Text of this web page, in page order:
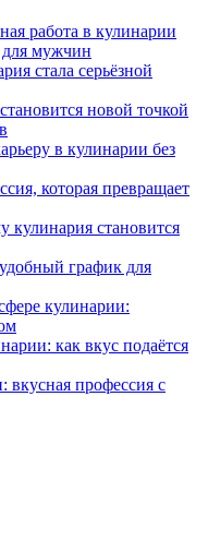
работа в кулинарии
мужчин
стала серьёзной
новой точкой
в кулинарии без
которая превращает
становится
график для
кулинарии:
как вкус подаётся
вкусная профессия с